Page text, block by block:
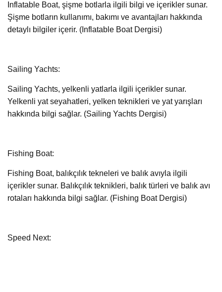
Inflatable Boat, şişme botlarla ilgili bilgi ve içerikler sunar.
Şişme botların kullanımı, bakımı ve avantajları hakkında
detaylı bilgiler içerir. (Inflatable Boat Dergisi)
Sailing Yachts:
Sailing Yachts, yelkenli yatlarla ilgili içerikler sunar.
Yelkenli yat seyahatleri, yelken teknikleri ve yat yarışları
hakkında bilgi sağlar. (Sailing Yachts Dergisi)
Fishing Boat:
Fishing Boat, balıkçılık tekneleri ve balık avıyla ilgili
içerikler sunar. Balıkçılık teknikleri, balık türleri ve balık avı
rotaları hakkında bilgi sağlar. (Fishing Boat Dergisi)
Speed Next: